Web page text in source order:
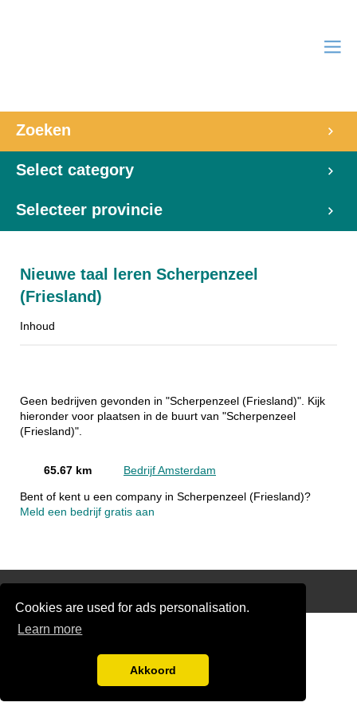
Cookies are used for ads personalisation.
Learn more
Akkoord
Zoeken
Select category
Selecteer provincie
Nieuwe taal leren Scherpenzeel
(Friesland)
Inhoud
Geen bedrijven gevonden in "Scherpenzeel (Friesland)". Kijk
hieronder voor plaatsen in de buurt van "Scherpenzeel
(Friesland)".
65.67 km Bedrijf Amsterdam
Bent of kent u een company in Scherpenzeel (Friesland)?
Meld een bedrijf gratis aan